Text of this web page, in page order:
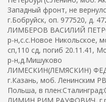
Западный фронт, не
г.Бобруйск, оп. 977520, д.
ЛИМБЕРОВ ВАСИЛИЙ
р-н,с.с.Новое Никольское,
сп,110 сд, погиб 20.11.41,
р-н,д.Мишуково
ЛИМЕСКИН(ЛЕМЯСКИН)
г.Казань, моб. Ленинским
Польша, в